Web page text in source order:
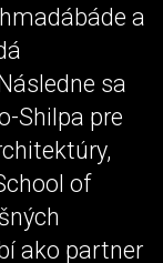
a
sa
Shilpa pre
of
ako partner